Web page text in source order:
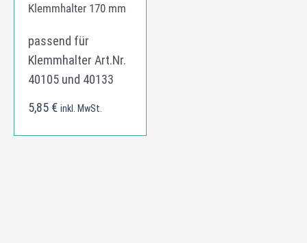
Klemmhalter 170 mm
passend für
Klemmhalter Art.Nr.
40105 und 40133
5,85 € inkl. MwSt.